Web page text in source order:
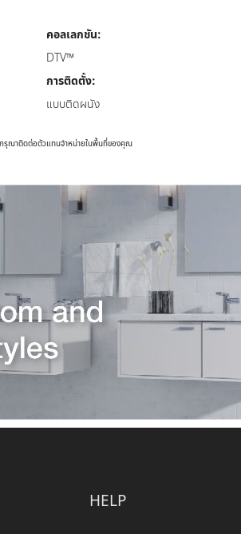
คอลเลกชัน:
DTV™
การติดตั้ง:
แบบติดผนัง
กรุณาติดต่อตัวแทนจำหน่ายในพื้นที่ของคุณ
HELP